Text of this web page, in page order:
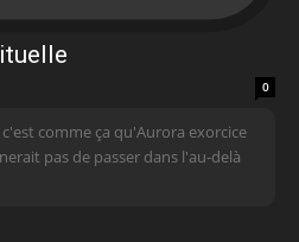
0
comme ça qu'Aurora exorcice
pas de passer dans l'au-delà